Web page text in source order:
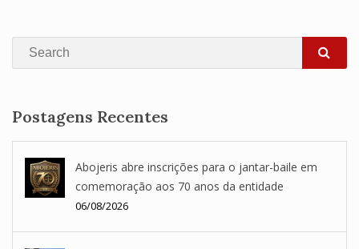
Search
Postagens Recentes
Abojeris abre inscrições para o jantar-baile em
comemoração aos 70 anos da entidade
06/08/2026